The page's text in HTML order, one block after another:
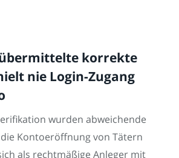
korrekte
nie Login-Zugang
wurden abweichende
Kontoeröffnung von Tätern
als rechtmäßige Anleger mit